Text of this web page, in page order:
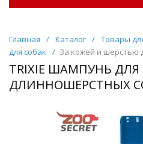
Главная / Каталог / Товары
для собак
/ За кожей и шерстью
TRIXIE ШАМПУНЬ ДЛЯ
ДЛИННОШЕРСТНЫХ